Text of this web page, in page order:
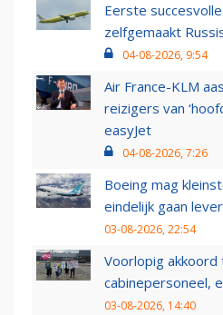
Eerste
zelfgemaakt
04-08-2026, 9:54
Air France-KLM
reizigers van
easyJet
04-08-2026, 7:26
Boeing mag
eindelijk gaan
03-08-2026, 22:54
Voorlopig akkoord
cabinepersoneel,
03-08-2026, 14:40